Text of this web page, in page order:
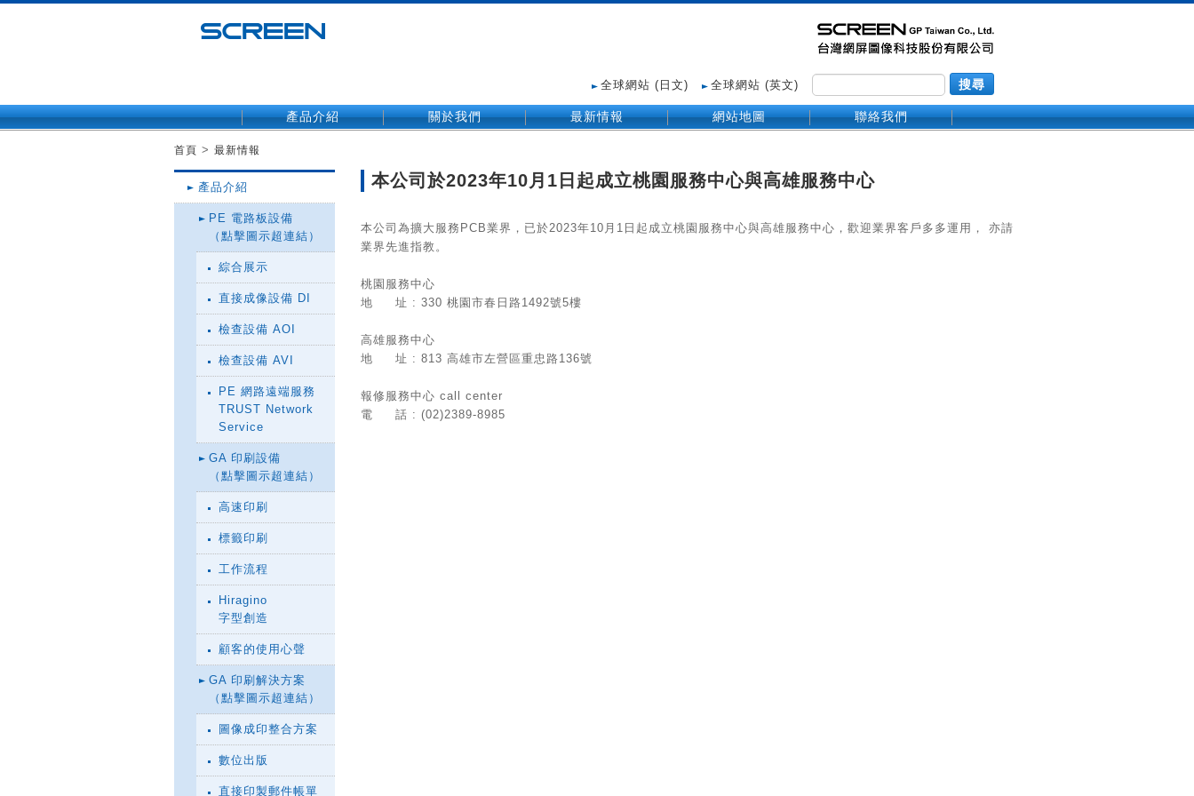
全球網站 (日文) 全球網站 (英文) 搜尋
產品介紹 關於我們 最新情報 網站地圖 聯絡我們
首頁 > 最新情報
產品介紹
PE 電路板設備
（點擊圖示超連結）
綜合展示
直接成像設備 DI
檢查設備 AOI
檢查設備 AVI
PE 網路遠端服務
TRUST Network
Service
GA 印刷設備
（點擊圖示超連結）
高速印刷
標籤印刷
工作流程
Hiragino
字型創造
顧客的使用心聲
GA 印刷解決方案
（點擊圖示超連結）
圖像成印整合方案
數位出版
直接印製郵件帳單
本公司於2023年10月1日起成立桃園服務中心與高雄服務中心
本公司為擴大服務PCB業界，已於2023年10月1日起成立桃園服務中心與高雄服務中心，歡迎業界客戶多多運用， 亦請
業界先進指教。
桃園服務中心
地 址 : 330 桃園市春日路1492號5樓
高雄服務中心
地 址 : 813 高雄市左營區重忠路136號
報修服務中心 call center
電 話 : (02)2389-8985